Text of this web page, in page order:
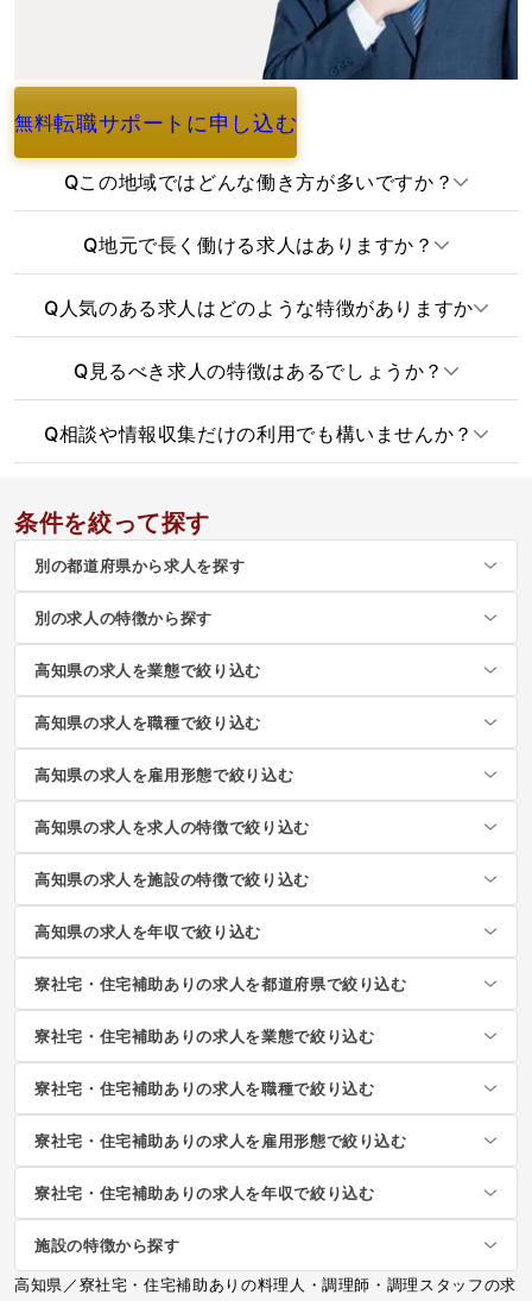
無料転職サポートに申し込む
よくあるご質問
Qこの地域ではどんな働き方が多いですか？
Q地元で長く働ける求人はありますか？
Q人気のある求人はどのような特徴がありますか
Q 見るべき求人の特徴はあるでしょうか？
Q相談や情報収集だけの利用でも構いませんか？
条件を絞って探す
別の都道府県から求人を探す
別の求人の特徴から探す
高知県の求人を業態で絞り込む
高知県の求人を職種で絞り込む
高知県の求人を雇用形態で絞り込む
高知県の求人を求人の特徴で絞り込む
高知県の求人を施設の特徴で絞り込む
高知県の求人を年収で絞り込む
寮社宅・住宅補助ありの求人を都道府県で絞り込む
寮社宅・住宅補助ありの求人を業態で絞り込む
寮社宅・住宅補助ありの求人を職種で絞り込む
寮社宅・住宅補助ありの求人を雇用形態で絞り込む
寮社宅・住宅補助ありの求人を年収で絞り込む
施設の特徴から探す
高知県／寮社宅・住宅補助ありの料理人・調理師・調理スタッフの求